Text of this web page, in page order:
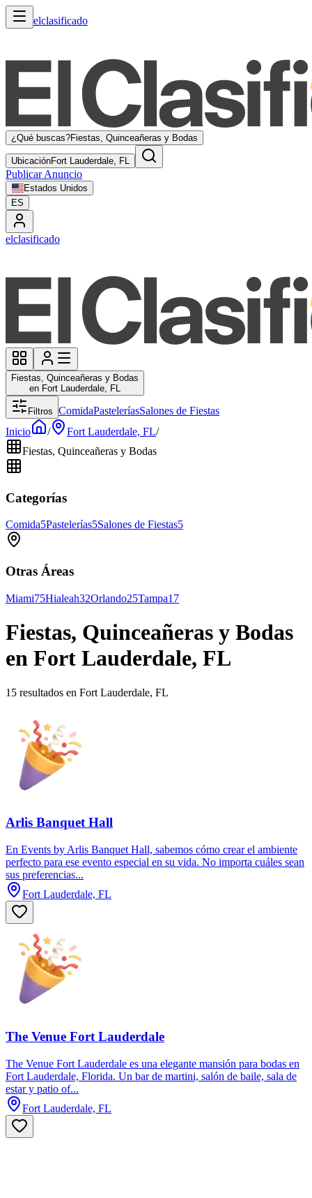
elclasificado
¿Qué buscas?Fiestas, Quinceañeras y Bodas
UbicaciónFort Lauderdale, FL
Publicar Anuncio
Estados Unidos
ES
elclasificado
Fiestas, Quinceañeras y Bodas
en Fort Lauderdale, FL
Filtros ComidaPasteleríasSalones de Fiestas
Inicio
/ Fort Lauderdale, FL/
Fiestas, Quinceañeras y Bodas
Categorías
Comida5Pastelerías5Salones de Fiestas5
Otras Áreas
Miami75Hialeah32Orlando25Tampa17
Fiestas, Quinceañeras y Bodas
en Fort Lauderdale, FL
15 resultados en Fort Lauderdale, FL
Arlis Banquet Hall
En Events by Arlis Banquet Hall, sabemos cómo crear el ambiente
perfecto para ese evento especial en su vida. No importa cuáles sean
sus preferencias...
Fort Lauderdale, FL
The Venue Fort Lauderdale
The Venue Fort Lauderdale es una elegante mansión para bodas en
Fort Lauderdale, Florida. Un bar de martini, salón de baile, sala de
estar y patio of...
Fort Lauderdale, FL